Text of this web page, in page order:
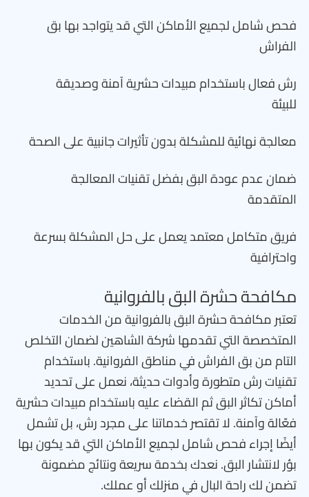
فحص شامل لجميع الأماكن التي قد يتواجد بها بق
الفراش
رش فعال باستخدام مبيدات حشرية آمنة وصديقة
للبيئة
معالجة نهائية للمشكلة بدون تأثيرات جانبية على الصحة
ضمان عدم عودة البق بفضل تقنيات المعالجة
المتقدمة
فريق متكامل معتمد يعمل على حل المشكلة بسرعة
واحترافية
مكافحة حشرة البق بالفروانية
تعتبر مكافحة حشرة البق بالفروانية من الخدمات
المتخصصة التي تقدمها شركة الشاهين لضمان التخلص
التام من بق الفراش في مناطق الفروانية. باستخدام
تقنيات رش متطورة وأدوات حديثة، نعمل على تحديد
أماكن تكاثر البق ثم القضاء عليه باستخدام مبيدات حشرية
فعّالة وآمنة. لا تقتصر خدماتنا على مجرد رش، بل تشمل
أيضًا إجراء فحص شامل لجميع الأماكن التي قد يكون بها
بؤر لانتشار البق. نعدك بخدمة سريعة ونتائج مضمونة
تضمن لك راحة البال في منزلك أو عملك.